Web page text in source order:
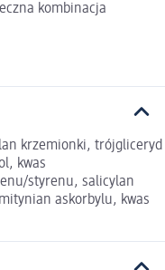
kombinacja
krzemionki, trójgliceryd
kwas
styrenu, salicylan
askorbylu, kwas